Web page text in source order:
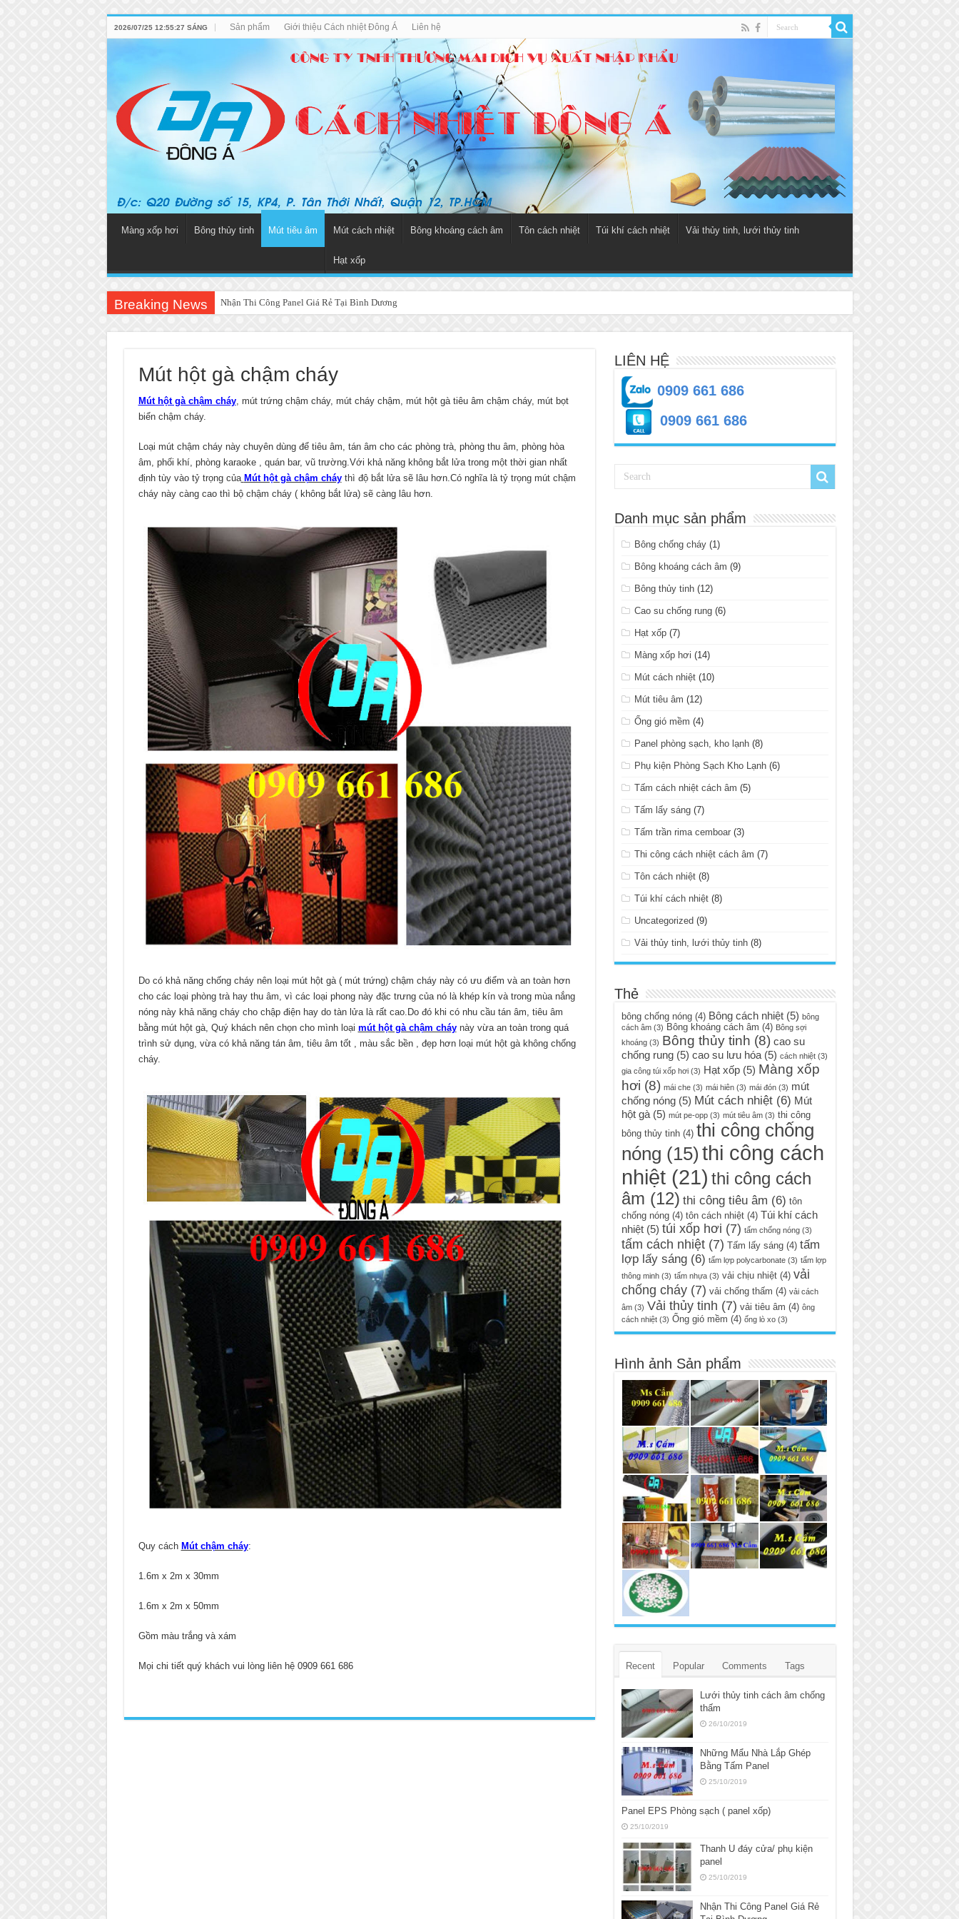
2026/07/25 12:55:27 SÁNG Sản phẩm Giới thiệu Cách nhiệt Đông Á Liên hệ
Màng xốp hơi Bông thủy tinh Mút tiêu âm Mút cách nhiệt Bông khoáng cách âm Tôn cách nhiệt Túi khí cách nhiệt Vải thủy tinh, lưới thủy tinh
Hạt xốp
Breaking News Nhận Thi Công Panel Giá Rẻ Tại Bình Dương
Mút hột gà chậm cháy
Mút hột gà chậm cháy, mút trứng chậm cháy, mút cháy chậm, mút hột gà tiêu âm chậm cháy, mút bọt
biển chậm cháy.
Loại mút chậm cháy này chuyên dùng để tiêu âm, tán âm cho các phòng trà, phòng thu âm, phòng hòa
âm, phối khí, phòng karaoke , quán bar, vũ trường.Với khả năng không bắt lửa trong một thời gian nhất
định tùy vào tỷ trọng của Mút hột gà chậm cháythì độ bắt lửa sẽ lâu hơn.Có nghĩa là tỷ trọng mút chậm
cháy này càng cao thì bộ chậm cháy ( không bắt lửa) sẽ càng lâu hơn.
Do có khả năng chống cháy nên loại mút hột gà ( mút trứng) chậm cháy này có ưu điểm và an toàn hơn
cho các loại phòng trà hay thu âm, vì các loại phong này đặc trưng của nó là khép kín và trong mùa nắng
nóng này khả năng cháy cho chập điện hay do tàn lửa là rất cao.Do đó khi có nhu cầu tán âm, tiêu âm
bằng mút hột gà, Quý khách nên chọn cho mình loại mút hột gà chậm cháynày vừa an toàn trong quá
trình sử dụng, vừa có khả năng tán âm, tiêu âm tốt , màu sắc bền , đẹp hơn loại mút hột gà không chống
cháy.
Quy cách Mút chậm cháy:
1.6m x 2m x 30mm
1.6m x 2m x 50mm
Gồm màu trắng và xám
Mọi chi tiết quý khách vui lòng liên hệ 0909 661 686
LIÊN HỆ
0909 661 686
0909 661 686
Danh mục sản phẩm
Bông chống cháy (1)
Bông khoáng cách âm (9)
Bông thủy tinh (12)
Cao su chống rung (6)
Hạt xốp (7)
Màng xốp hơi (14)
Mút cách nhiệt (10)
Mút tiêu âm (12)
Ống gió mềm (4)
Panel phòng sạch, kho lạnh (8)
Phụ kiện Phòng Sạch Kho Lạnh (6)
Tấm cách nhiệt cách âm (5)
Tấm lấy sáng (7)
Tấm trần rima cemboar (3)
Thi công cách nhiệt cách âm (7)
Tôn cách nhiệt (8)
Túi khí cách nhiệt (8)
Uncategorized (9)
Vải thủy tinh, lưới thủy tinh (8)
Thẻ
bông chống nóng(4) Bông cách nhiệt(5) bông
cách âm(3) Bông khoáng cách âm (4) Bông sợi
khoáng(3) Bông thủy tinh (8) cao su
chống rung(5) cao su lưu hóa(5) cách nhiệt(3)
gia công túi xốp hơi(3) Hạt xốp(5) Màng xốp
hơi (8) mái che(3) mái hiên(3) mái đón(3) mút
chống nóng(5) Mút cách nhiệt(6) Mút
hột gà(5) mút pe-opp(3) mút tiêu âm(3) thi công
bông thủy tinh(4) thi công chống
nóng (15) thi công cách
nhiệt(21) thi công cách
âm (12) thi công tiêu âm (6) tôn
chống nóng(4) tôn cách nhiệt(4) Túi khí cách
nhiệt(5) túi xốp hơi (7) tấm chống nóng(3)
tấm cách nhiệt(7) Tấm lấy sáng(4) tấm
lợp lấy sáng(6) tấm lợp polycarbonate(3) tấm lợp
thông minh(3) tấm nhựa(3) vải chịu nhiệt(4) vải
chống cháy(7) vải chống thấm (4) vải cách
âm(3) Vải thủy tinh (7) vải tiêu âm (4) ông
cách nhiệt(3) Ống gió mềm (4) ống lò xo(3)
Hình ảnh Sản phẩm
Recent Popular Comments Tags
Lưới thủy tinh cách âm chống
thấm
26/10/2019
Những Mẩu Nhà Lắp Ghép
Bằng Tấm Panel
25/10/2019
Panel EPS Phòng sạch ( panel xốp)
25/10/2019
Thanh U đáy cửa/ phụ kiện
panel
25/10/2019
Nhận Thi Công Panel Giá Rẻ